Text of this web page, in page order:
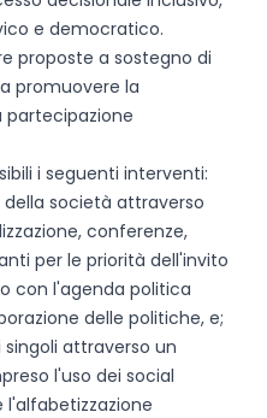
e democratico.
proposte a sostegno di
promuovere la
partecipazione
i seguenti interventi:
società attraverso
conferenze,
per le priorità dell'invito
con l'agenda politica
delle politiche, e;
attraverso un
l'uso dei social
l'alfabetizzazione